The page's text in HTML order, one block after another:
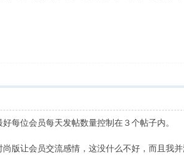
每位会员每天发帖数量控制在３个帖子内。
版让会员交流感情，这没什么不好，而且我